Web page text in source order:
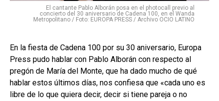
El cantante Pablo Alborán posa en el photocall previo al
concierto del 30 aniversario de Cadena 100, en el Wanda
Metropolitano / Foto: EUROPA PRESS / Archivo OCIO LATINO
En la fiesta de Cadena 100 por su 30 aniversario, Europa
Press pudo hablar con Pablo Alborán con respecto al
pregón de María del Monte, que ha dado mucho de qué
hablar estos últimos días, nos confiesa que «cada uno es
libre de lo que quiera decir, decir si tiene pareja o no